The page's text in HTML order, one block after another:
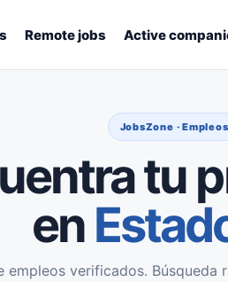
Remote jobs Active
JobsZone ·
tu
en
empleos verificados.